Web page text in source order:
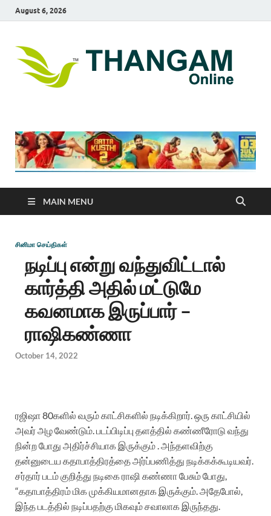
August 6, 2026
MAIN MENU
சினிமா செய்திகள்
நடிப்பு என்று வந்துவிட்டால்
கார்த்தி அதில் மட்டுமே
கவனமாக இருப்பார் –
ராஷிகண்ணா
October 14, 2022
ரஜிஷா80களில் வரும்காட்சிகளில் நடிக்கிறார் ஒரு காட்சியில்
அவர்அழவேண்டும் படப்பிடிப்பு தளத்தில் கண்ணீரோடு வந்து
நின்றபோது அதிர்ச்சியாக இருக்கும் . அந்தளவிற்கு
தன்னுடைய கதாபாத்திரத்தைஅர்ப்பணித்து நடிக்கக்கூடியவர்
சர்தார் படம் குறித்து நடிகை ராஷி கண்ணா பேசும் போது,
“கதாபாத்திரம்மிகமுக்கியமானதாக இருக்கும் அதேபோல்
இந்தபடத்தில் நடிப்பதற்கு மிகவும்சவாலாக இருந்தது